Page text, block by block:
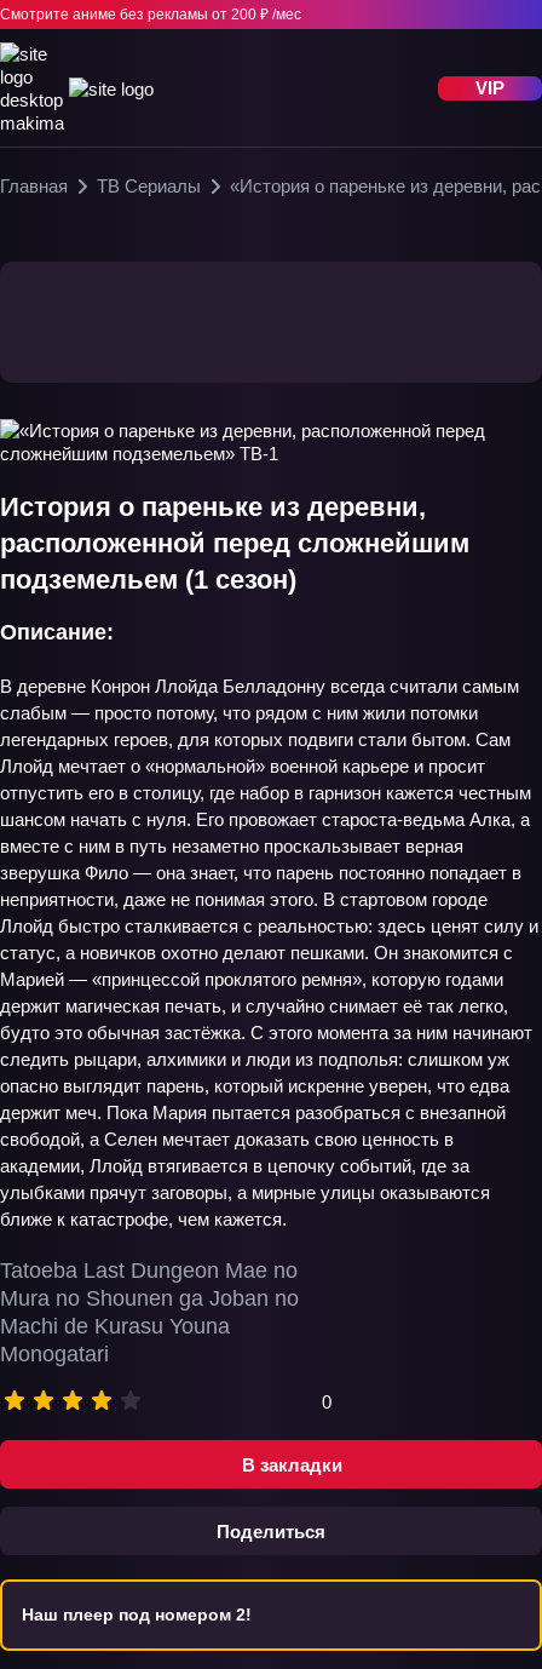
Смотрите аниме без рекламы от 200 ₽ /мес
VIP
Главная ТВ Сериалы «История о пареньке из деревни,
В закладки
Поделиться
История о пареньке из деревни,
расположенной перед сложнейшим
подземельем (1 сезон)
Tatoeba Last Dungeon Mae no
Mura no Shounen ga Joban no
Machi de Kurasu Youna
Monogatari
0
Описание:
В деревне Конрон Ллойда Белладонну всегда считали самым
слабым — просто потому, что рядом с ним жили потомки
легендарных героев, для которых подвиги стали бытом. Сам
Ллойд мечтает о «нормальной» военной карьере и просит
отпустить его в столицу, где набор в гарнизон кажется честным
шансом начать с нуля. Его провожает староста‑ведьма Алка, а
вместе с ним в путь незаметно проскальзывает верная
зверушка Фило — она знает, что парень постоянно попадает в
неприятности, даже не понимая этого. В стартовом городе
Ллойд быстро сталкивается с реальностью: здесь ценят силу и
статус, а новичков охотно делают пешками. Он знакомится с
Марией — «принцессой проклятого ремня», которую годами
держит магическая печать, и случайно снимает её так легко,
будто это обычная застёжка. С этого момента за ним начинают
следить рыцари, алхимики и люди из подполья: слишком уж
опасно выглядит парень, который искренне уверен, что едва
держит меч. Пока Мария пытается разобраться с внезапной
свободой, а Селен мечтает доказать свою ценность в
академии, Ллойд втягивается в цепочку событий, где за
улыбками прячут заговоры, а мирные улицы оказываются
ближе к катастрофе, чем кажется.
Наш плеер под номером 2!